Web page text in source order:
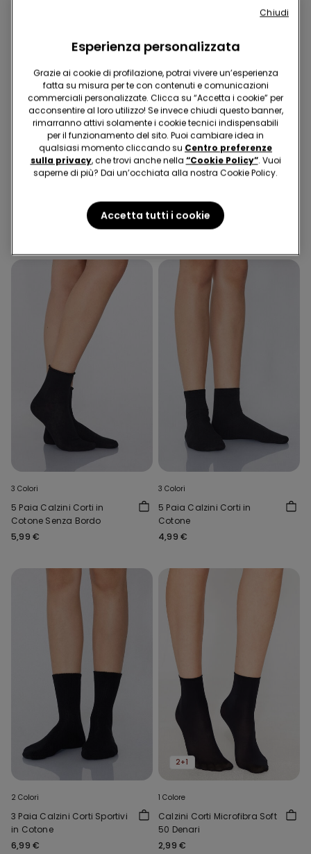
5 Paia Calzini Corti in
3 Paia Calzini Corti Sportivi
in Cotone
6,99 €
3 Colori
5 Paia Calzini Corti in
Cotone Senza Bordo
5,99 €
3 Colori
5 Paia Calzini Corti in
Cotone
4,99 €
2 Colori
3 Paia Calzini Corti Sportivi
in Cotone
6,99 €
2+1
1 Colore
Calzini Corti Microfibra Soft
50 Denari
2,99 €
Esperienza personalizzata
Grazie ai cookie di profilazione, potrai vivere un’esperienza
fatta su misura per te con contenuti e comunicazioni
commerciali personalizzate. Clicca su “Accetta i cookie” per
acconsentire al loro utilizzo! Se invece chiudi questo banner,
rimarranno attivi solamente i cookie tecnici indispensabili
per il funzionamento del sito. Puoi cambiare idea in
qualsiasi momento cliccando su Centro preferenze
sulla privacy, che trovi anche nella “Cookie Policy”. Vuoi
saperne di più? Dai un’occhiata alla nostra Cookie Policy.
Accetta tutti i cookie
Chiudi